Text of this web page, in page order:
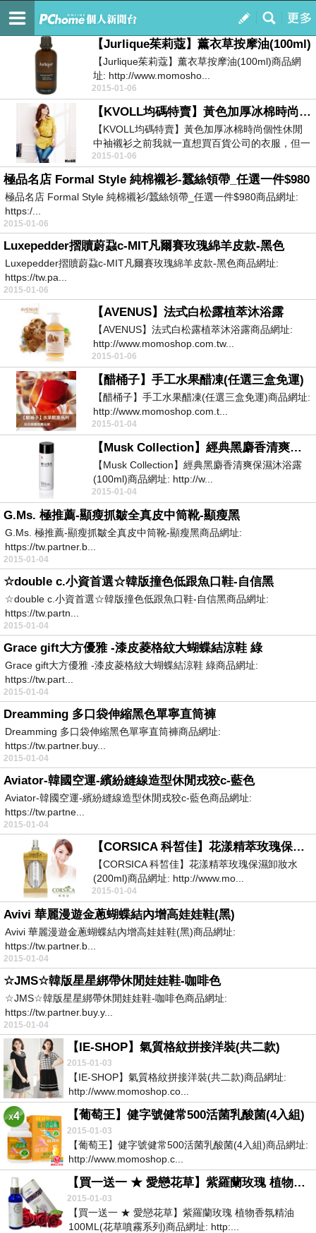
我的
訂閱
mickai2086ro
【Jurlique茱莉蔻】薰衣草按摩油(100ml)
【Jurlique茱莉蔻】薰衣草按摩油(100ml)商品網
址: http://www.momosho...
2015-01-06
【KVOLL均碼特賣】黃色加厚冰棉時尚個性休閒中袖襯衫
【KVOLL均碼特賣】黃色加厚冰棉時尚個性休閒
中袖襯衫之前我就一直想買百貨公司的衣服，但一
直找不到藉...
2015-01-06
極品名店 Formal Style 純棉襯衫-蠶絲領帶_任選一件$980
極品名店 Formal Style 純棉襯衫/蠶絲領帶_任選一件$980商品網址:
https:/...
2015-01-06
Luxepedder摺贖蔚蝨c-MIT凡爾賽玫瑰綿羊皮款-黑色
Luxepedder摺贖蔚蝨c-MIT凡爾賽玫瑰綿羊皮款-黑色商品網址:
https://tw.pa...
2015-01-06
【AVENUS】法式白松露植萃沐浴露
【AVENUS】法式白松露植萃沐浴露商品網址:
http://www.momoshop.com.tw...
2015-01-06
【醋桶子】手工水果醋凍(任選三盒免運)
【醋桶子】手工水果醋凍(任選三盒免運)商品網址:
http://www.momoshop.com.t...
2015-01-04
【Musk Collection】經典黑麝香清爽保濕沐浴露(100ml)
【Musk Collection】經典黑麝香清爽保濕沐浴露
(100ml)商品網址: http://w...
2015-01-04
G.Ms. 極推薦-顯瘦抓皺全真皮中筒靴-顯瘦黑
G.Ms. 極推薦-顯瘦抓皺全真皮中筒靴-顯瘦黑商品網址:
https://tw.partner.b...
2015-01-04
☆double c.小資首選☆韓版撞色低跟魚口鞋-自信黑
☆double c.小資首選☆韓版撞色低跟魚口鞋-自信黑商品網址:
https://tw.partn...
2015-01-04
Grace gift大方優雅 -漆皮菱格紋大蝴蝶結涼鞋 綠
Grace gift大方優雅 -漆皮菱格紋大蝴蝶結涼鞋 綠商品網址:
https://tw.part...
2015-01-04
Dreamming 多口袋伸縮黑色單寧直筒褲
Dreamming 多口袋伸縮黑色單寧直筒褲商品網址:
https://tw.partner.buy...
2015-01-04
Aviator-韓國空運-繽紛縫線造型休閒戎狡c-藍色
Aviator-韓國空運-繽紛縫線造型休閒戎狡c-藍色商品網址:
https://tw.partne...
2015-01-04
【CORSICA 科皙佳】花漾精萃玫瑰保濕卸妝水(200ml)
【CORSICA 科皙佳】花漾精萃玫瑰保濕卸妝水
(200ml)商品網址: http://www.mo...
2015-01-04
Avivi 華麗漫遊金蔥蝴蝶結內增高娃娃鞋(黑)
Avivi 華麗漫遊金蔥蝴蝶結內增高娃娃鞋(黑)商品網址:
https://tw.partner.b...
2015-01-04
☆JMS☆韓版星星綁帶休閒娃娃鞋-咖啡色
☆JMS☆韓版星星綁帶休閒娃娃鞋-咖啡色商品網址:
https://tw.partner.buy.y...
2015-01-04
【IE-SHOP】氣質格紋拼接洋裝(共二款)
2015-01-03
【IE-SHOP】氣質格紋拼接洋裝(共二款)商品網址:
http://www.momoshop.co...
【葡萄王】健字號健常500活菌乳酸菌(4入組)
2015-01-03
【葡萄王】健字號健常500活菌乳酸菌(4入組)商品網址:
http://www.momoshop.c...
【買一送一 ★ 愛戀花草】紫羅蘭玫瑰 植物香氛精油 100ML(花草噴霧系列)
2015-01-03
【買一送一 ★ 愛戀花草】紫羅蘭玫瑰 植物香氛精油
100ML(花草噴霧系列)商品網址: http:...